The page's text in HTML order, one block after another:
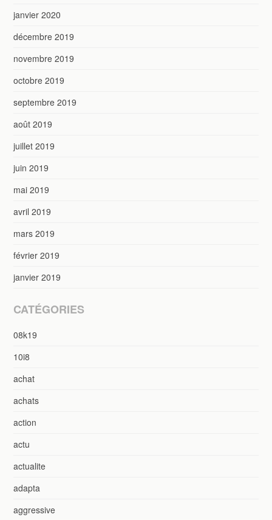
janvier 2020
décembre 2019
novembre 2019
octobre 2019
septembre 2019
août 2019
juillet 2019
juin 2019
mai 2019
avril 2019
mars 2019
février 2019
janvier 2019
CATÉGORIES
08k19
10i8
achat
achats
action
actu
actualite
adapta
aggressive